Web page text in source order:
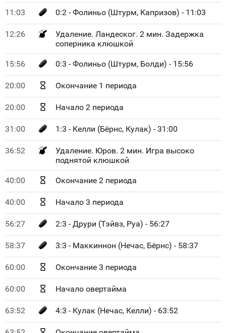
11:03 0:2 - Фолиньо (Штурм, Капризов) - 11:03
12:26
Удаление. Ландеског. 2 мин. Задержка
соперника клюшкой
15:56 0:3 - Фолиньо (Штурм, Болди) - 15:56
20:00 Окончание 1 периода
20:00 Начало 2 периода
31:00 1:3 - Келли (Бёрнс, Кулак) - 31:00
36:52
Удаление. Юров. 2 мин. Игра высоко
поднятой клюшкой
40:00 Окончание 2 периода
40:00 Начало 3 периода
56:27 2:3 - Друри (Тэйвз, Руа) - 56:27
58:37 3:3 - Маккиннон (Нечас, Бёрнс) - 58:37
60:00 Окончание 3 периода
60:00 Начало овертайма
63:52 4:3 - Кулак (Нечас, Келли) - 63:52